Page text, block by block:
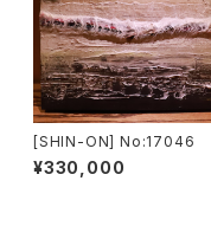
[SHIN-ON] No:17046
¥330,000